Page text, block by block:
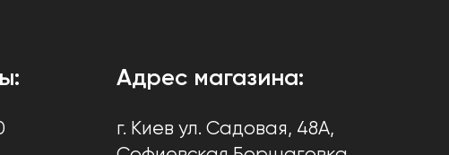
Адрес магазина:
г. Киев ул. Садовая, 48А,